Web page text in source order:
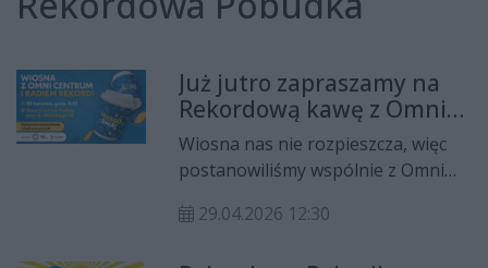
Już jutro zapraszamy na
Rekordową kawę z Omni
Centrum Radom
Wiosna nas nie rozpieszcza, więc
postanowiliśmy wspólnie z Omni
29.04.2026 12:30